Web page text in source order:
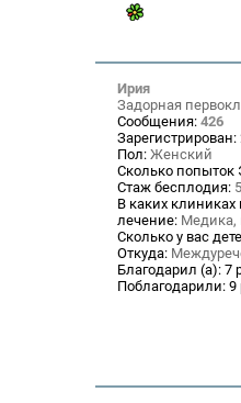
Ирия
Задорная
Сообщения: 426
Зарегистрирован:
Пол: Женский
Сколько попыток
Стаж бесплодия: 5
В каких
лечение: Медика,
Сколько у вас
Откуда:
Благодарил (а): 7
Поблагодарили: 9